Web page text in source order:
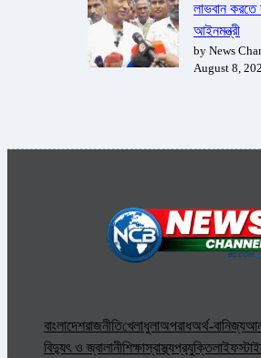
লাভবান
আইনমন্ত্রী
by News
August 8,
বাংলাদেশরাজনীতিখেলাধুলাঅপরাধঅর্থ-বানিজ্য
বিদ্যুৎ ও জ্বালানীশিক্ষাস্বাস্থ্যপ্রযুক্তি